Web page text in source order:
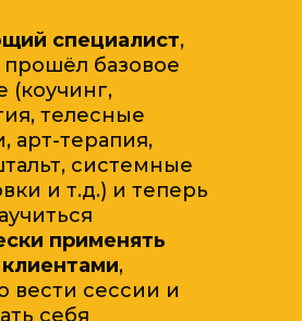
специалист,
базовое
(коучинг,
телесные
арт-терапия,
системные
и т.д.) и теперь
применять
,
вести сессии и
себя